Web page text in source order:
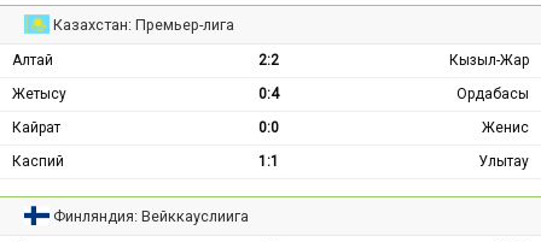
Казахстан: Премьер-лига
Алтай 2:2
Кызыл-Жар
Жетысу
0:4
Ордабасы
Кайрат
0:0
Женис
Каспий
1:1 Улытау
Финляндия: Вейккауслиига